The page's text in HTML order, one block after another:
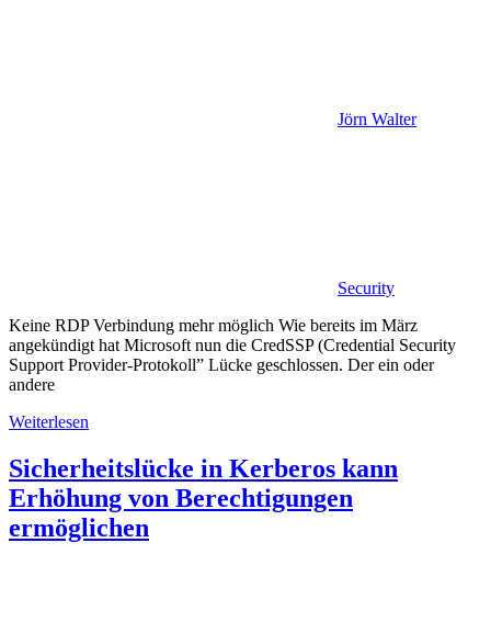
Jörn Walter
Security
Keine RDP Verbindung mehr möglich Wie bereits im März
angekündigt hat Microsoft nun die CredSSP (Credential Security
Support Provider-Protokoll” Lücke geschlossen. Der ein oder
andere
Weiterlesen
Sicherheitslücke in Kerberos kann
Erhöhung von Berechtigungen
ermöglichen